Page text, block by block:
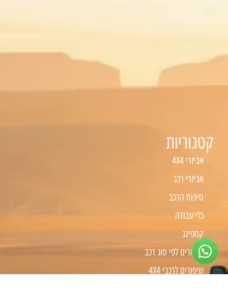
קטגוריות
אביזרי 4X4
אביזרי רכב
טיפוח הרכב
כלי עבודה
קמפינג
שיפורים לפי סוג רכב
שיפורים לרכבי 4X4